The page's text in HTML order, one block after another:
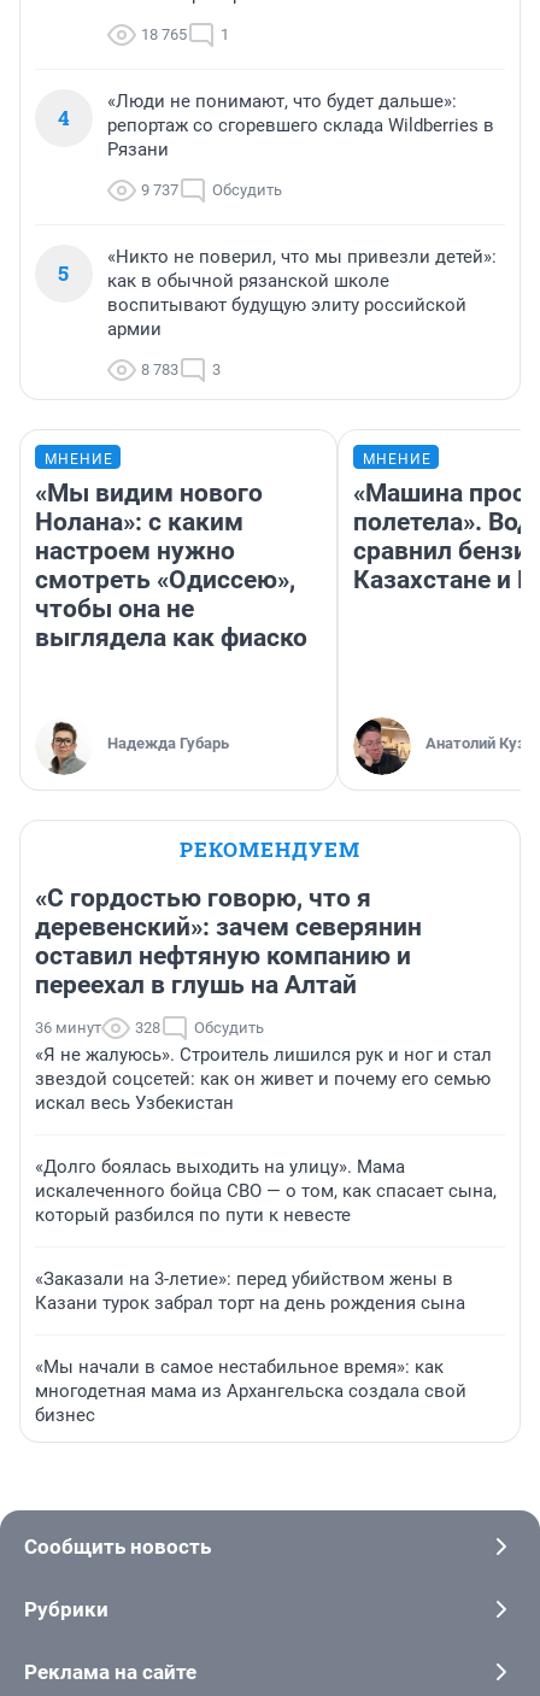
18 765 1
4
«Люди не понимают, что будет дальше»:
репортаж со сгоревшего склада Wildberries в
Рязани
9 737 Обсудить
5
«Никто не поверил, что мы привезли детей»:
как в обычной рязанской школе
воспитывают будущую элиту российской
армии
8 783 3
МНЕНИЕ
«Мы видим нового
Нолана»: с каким
настроем нужно
смотреть «Одиссею»,
чтобы она не
выглядела как фиаско
Надежда Губарь
МНЕНИЕ
«Машина
полетела».
сравнил
Казахстане и
Анатолий
РЕКОМЕНДУЕМ
«С гордостью говорю, что я
деревенский»: зачем северянин
оставил нефтяную компанию и
переехал в глушь на Алтай
36 минут 328 Обсудить
«Я не жалуюсь». Строитель лишился рук и ног и стал
звездой соцсетей: как он живет и почему его семью
искал весь Узбекистан
«Долго боялась выходить на улицу». Мама
искалеченного бойца СВО — о том, как спасает сына,
который разбился по пути к невесте
«Заказали на 3-летие»: перед убийством жены в
Казани турок забрал торт на день рождения сына
«Мы начали в самое нестабильное время»: как
многодетная мама из Архангельска создала свой
бизнес
Сообщить новость
Рубрики
Реклама на сайте